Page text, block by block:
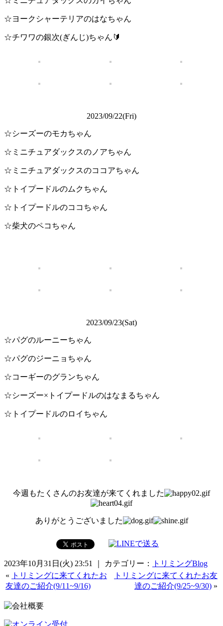
☆ヨークシャーテリアのはなちゃん
☆チワワの銀次(ぎんじ)ちゃん🔰
2023/09/22(Fri)
☆シーズーのモカちゃん
☆ミニチュアダックスのノアちゃん
☆ミニチュアダックスのココアちゃん
☆トイプードルのムクちゃん
☆トイプードルのココちゃん
☆柴犬のペコちゃん
2023/09/23(Sat)
☆パグのルーニーちゃん
☆パグのジーニョちゃん
☆コーギーのグランちゃん
☆シーズー×トイプードルのはなまるちゃん
☆トイプードルのロイちゃん
今週もたくさんのお友達が来てくれました
ありがとうございました
2023年10月31日(火) 23:51 ｜ カテゴリー：
トリミングBlog
«
トリミングに来てくれたお
友達のご紹介(9/11~9/16)
トリミングに来てくれたお友
達のご紹介(9/25~9/30) »